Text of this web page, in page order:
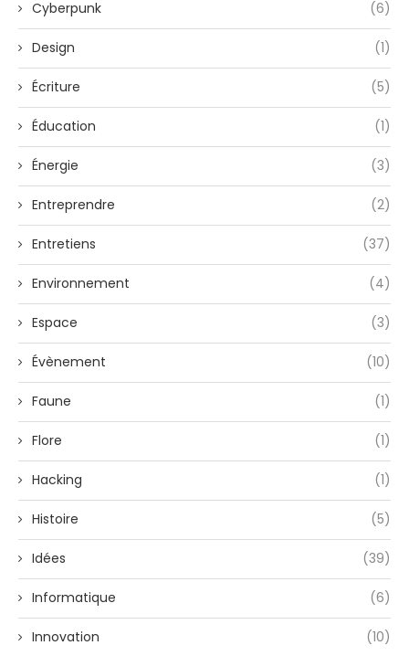
Cyberpunk (6)
Design (1)
Écriture (5)
Éducation (1)
Énergie (3)
Entreprendre (2)
Entretiens (37)
Environnement (4)
Espace (3)
Évènement (10)
Faune (1)
Flore (1)
Hacking (1)
Histoire (5)
Idées (39)
Informatique (6)
Innovation (10)